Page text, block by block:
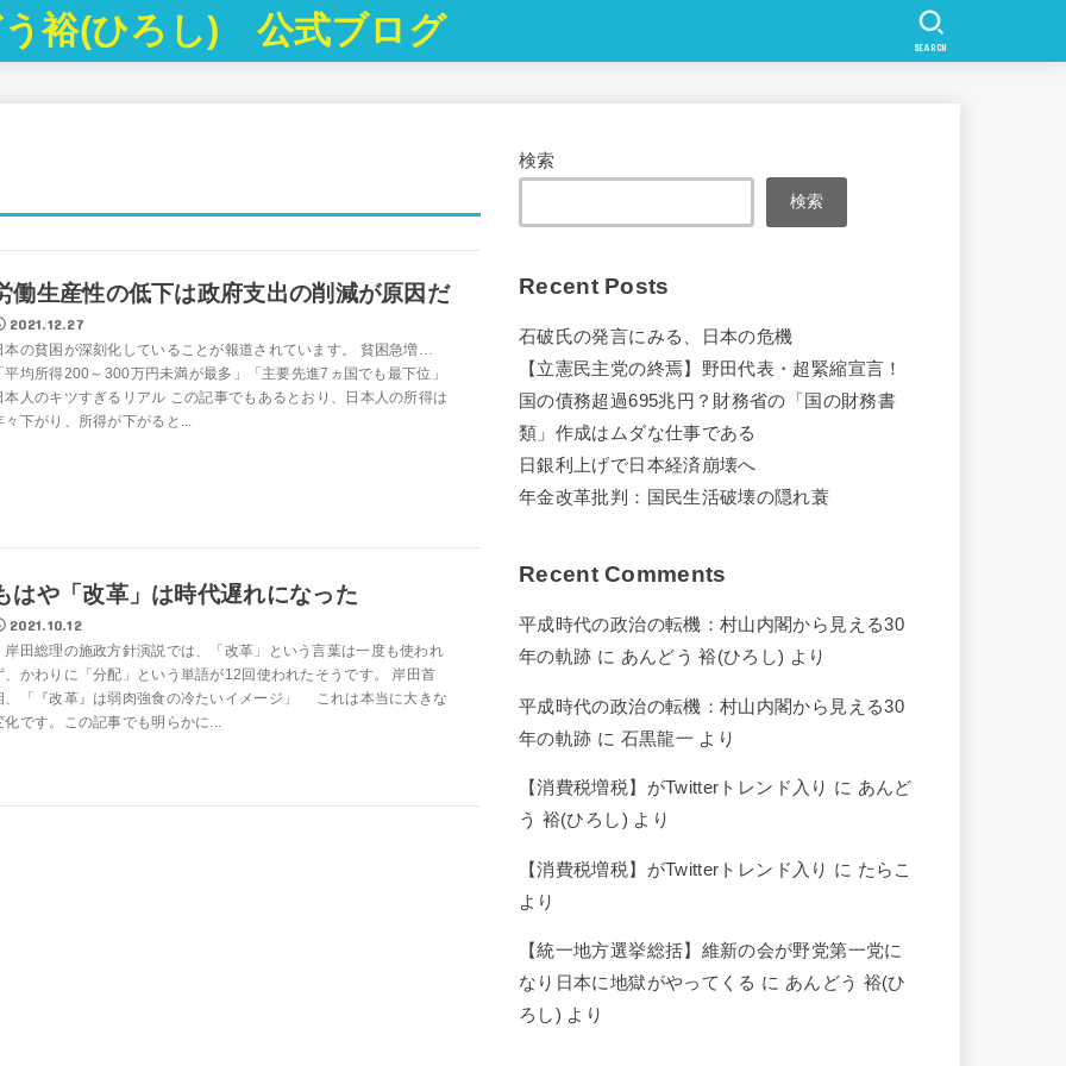
裕(ひろし) 公式ブログ SEARCH
働生産性の低下は政府支出の削減が原因だ
2021.12.27
本の貧困が深刻化していることが報道されています。 貧困急増…
平均所得200～300万円未満が最多」「主要先進7ヵ国でも最下位」
本人のキツすぎるリアル この記事でもあるとおり、日本人の所得は
々下がり、所得が下がると...
はや「改革」は時代遅れになった
2021.10.12
田総理の施政方針演説では、「改革」という言葉は一度も使われ
、かわりに「分配」という単語が12回使われたそうです。 岸田首
、「『改革』は弱肉強食の冷たいイメージ」 これは本当に大きな
化です。この記事でも明らかに...
検索
検索
Recent Posts
石破氏の発言にみる、日本の危機
【立憲民主党の終焉】野田代表・超緊縮宣言！
国の債務超過695兆円？財務省の「国の財務書
類」作成はムダな仕事である
日銀利上げで日本経済崩壊へ
年金改革批判：国民生活破壊の隠れ蓑
Recent Comments
平成時代の政治の転機：村山内閣から見える30
年の軌跡 に あんどう 裕(ひろし) より
平成時代の政治の転機：村山内閣から見える30
年の軌跡 に 石黒龍一 より
【消費税増税】がTwitterトレンド入り に あんど
う 裕(ひろし) より
【消費税増税】がTwitterトレンド入り に たらこ
より
【統一地方選挙総括】維新の会が野党第一党に
なり日本に地獄がやってくる に あんどう 裕(ひ
ろし) より